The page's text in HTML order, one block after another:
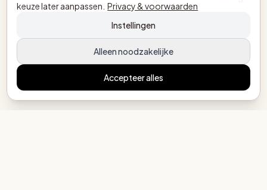
keuze later aanpassen. Privacy & voorwaarden
Instellingen
Alleen noodzakelijke
Accepteer alles